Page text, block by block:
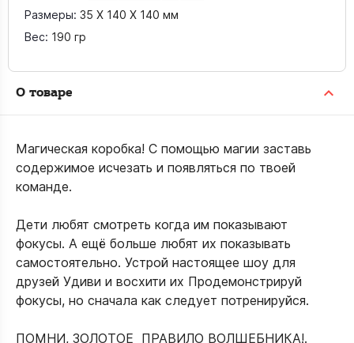
Размеры: 35 X 140 X 140 мм
Вес: 190 гр
О товаре
Магическая коробка! С помощью магии заставь
содержимое исчезать и появляться по твоей
команде.
Дети любят смотреть когда им показывают
фокусы. А ещё больше любят их показывать
самостоятельно. Устрой настоящее шоу для
друзей Удиви и восхити их Продемонстрируй
фокусы, но сначала как следует потренируйся.
ПОМНИ, ЗОЛОТОЕ ПРАВИЛО ВОЛШЕБНИКА!.